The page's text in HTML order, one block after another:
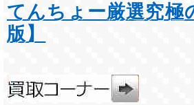
てんちょー厳選究極
版】